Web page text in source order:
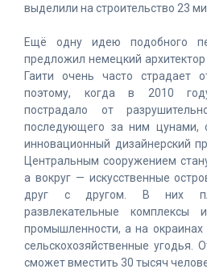
выделили на строительство 23
Ещё одну идею подобного
предложил немецкий
Гаити очень часто страдает
поэтому, когда в 2010
пострадало от
последующего за ним цунами,
инновационный дизайнерский
Центральным сооружением
а вокруг — искусственные
друг с другом. В них
развлекательные комплексы
промышленности, а на окраинах
сельскохозяйственные угодья.
сможет вместить 30 тысяч